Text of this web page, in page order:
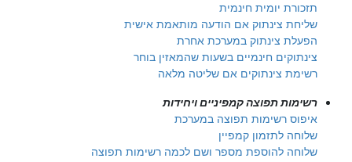
תזכורת יומית חינמית
שליחת צינתוק אם הודעה מותאמת אישית
הפעלת צינתוק במערכת אחרת
צינתוקים חינמיים בשעות שהמאזין בוחר
רשימת צינתוקים אם שליטה מלאה
רשימות תפוצה קמפיניים ויחידות
איפוס רשימות תפוצה במערכת
שלוחה לתזמון קמפיין
שלוחה להוספת מספר ושם לכמה רשימות תפוצה